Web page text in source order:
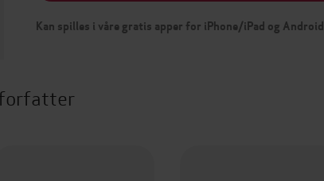
Kan spilles i våre gratis apper for iPhone/iPad og Android
forfatter